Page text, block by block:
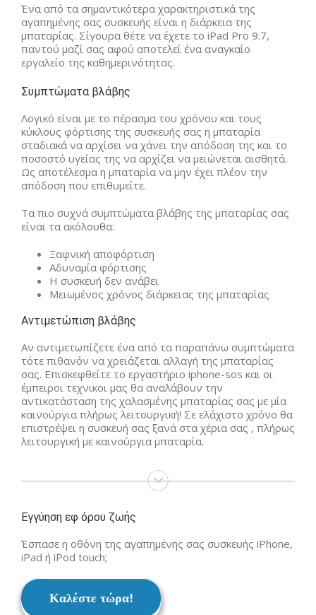
Ένα από τα σημαντικότερα χαρακτηριστικά της
αγαπημένης σας συσκευής είναι η διάρκεια της
μπαταρίας. Σίγουρα θέτε να έχετε το iPad Pro 9.7,
παντού μαζί σας αφού αποτελεί ένα αναγκαίο
εργαλείο της καθημερινότητας.
Συμπτώματα βλάβης
Λογικό είναι με το πέρασμα του χρόνου και τους
κύκλους φόρτισης της συσκευής σας η μπαταρία
σταδιακά να αρχίσει να χάνει την απόδοση της και το
ποσοστό υγείας της να αρχίζει να μειώνεται αισθητά.
Ως αποτέλεσμα η μπαταρία να μην έχει πλέον την
απόδοση που επιθυμείτε.
Τα πιο συχνά συμπτώματα βλάβης της μπαταρίας σας
είναι τα ακόλουθα:
Ξαφνική αποφόρτιση
Αδυναμία φόρτισης
Η συσκευή δεν ανάβει
Μειωμένος χρόνος διάρκειας της μπαταρίας
Αντιμετώπιση βλάβης
Αν αντιμετωπίζετε ένα από τα παραπάνω συμπτώματα
τότε πιθανόν να χρειάζεται αλλαγή της μπαταρίας
σας. Επισκεφθείτε το εργαστήριο iphone-sos και οι
έμπειροι τεχνικοι μας θα αναλάβουν την
αντικατάσταση της χαλασμένης μπαταρίας σας με μία
καινούργια πλήρως λειτουργική! Σε ελάχιστο χρόνο θα
επιστρέψει η συσκευή σας ξανά στα χέρια σας , πλήρως
λειτουργική με καινούργια μπαταρία.
Εγγύηση εφ όρου ζωής
Έσπασε η οθόνη της αγαπημένης σας συσκευής iPhone,
iPad ή iPod touch;
Καλέστε τώρα!